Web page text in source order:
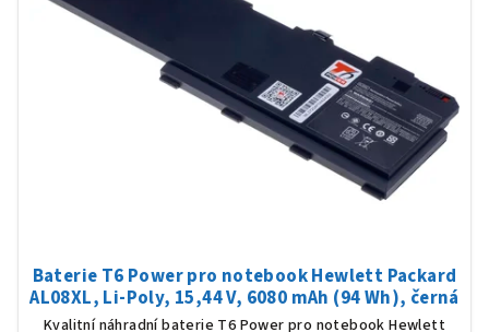
Baterie T6 Power pro notebook Hewlett Packard
AL08XL, Li-Poly, 15,44 V, 6080 mAh (94 Wh), černá
Kvalitní náhradní baterie T6 Power pro notebook Hewlett